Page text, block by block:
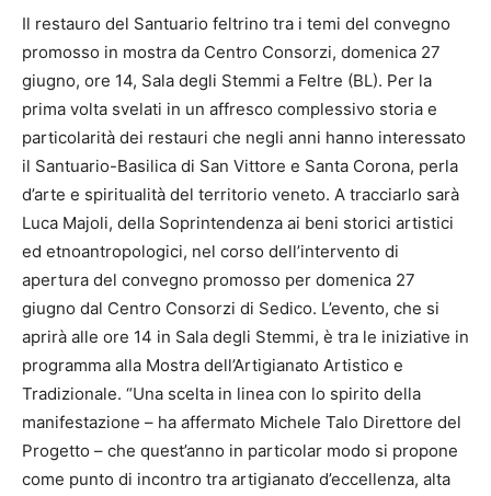
Il restauro del Santuario feltrino tra i temi del convegno
promosso in mostra da Centro Consorzi, domenica 27
giugno, ore 14, Sala degli Stemmi a Feltre (BL). Per la
prima volta svelati in un affresco complessivo storia e
particolarità dei restauri che negli anni hanno interessato
il Santuario-Basilica di San Vittore e Santa Corona, perla
d’arte e spiritualità del territorio veneto. A tracciarlo sarà
Luca Majoli, della Soprintendenza ai beni storici artistici
ed etnoantropologici, nel corso dell’intervento di
apertura del convegno promosso per domenica 27
giugno dal Centro Consorzi di Sedico. L’evento, che si
aprirà alle ore 14 in Sala degli Stemmi, è tra le iniziative in
programma alla Mostra dell’Artigianato Artistico e
Tradizionale. “Una scelta in linea con lo spirito della
manifestazione – ha affermato Michele Talo Direttore del
Progetto – che quest’anno in particolar modo si propone
come punto di incontro tra artigianato d’eccellenza, alta